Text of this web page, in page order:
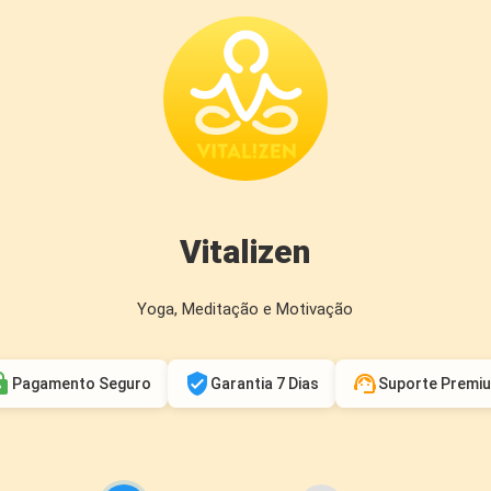
Vitalizen
Yoga, Meditação e Motivação
Pagamento Seguro verified_user Garantia 7 Dias support_agentSuporte